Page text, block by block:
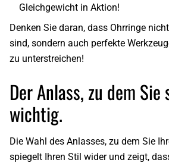
Gleichgewicht in Aktion!
Denken Sie daran, dass Ohrringe
sind, sondern auch perfekte
zu unterstreichen!
Der Anlass, zu dem
wichtig.
Die Wahl des Anlasses, zu dem Sie
spiegelt Ihren Stil wider und zeigt,